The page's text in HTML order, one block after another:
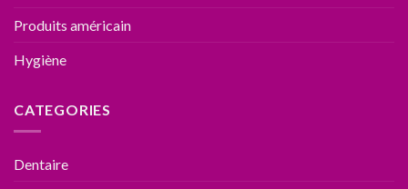
Produits américain
Hygiène
CATEGORIES
Dentaire